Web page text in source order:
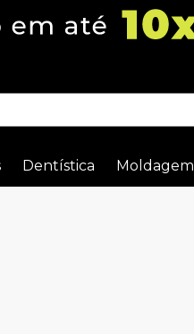
Dentística Moldagem